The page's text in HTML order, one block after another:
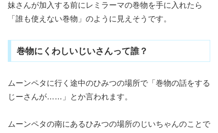
妹さんが加入する前にレミラーマの巻物を手に入れたら
「誰も使えない巻物」のように見えそうです。
巻物にくわしいじいさんって誰？
ムーンペタに行く途中のひみつの場所で「巻物の話をする
じーさんが……」とか言われます。
ムーンペタの南にあるひみつの場所のじいちゃんのことで